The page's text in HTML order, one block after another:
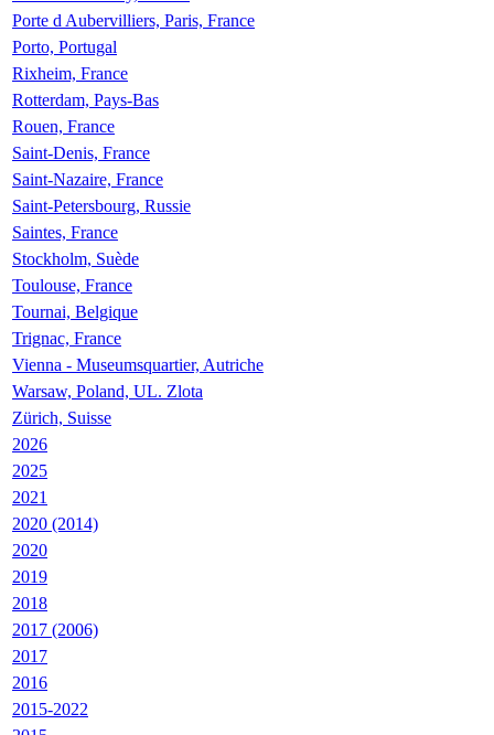
Porte d Aubervilliers, Paris, France
Porto, Portugal
Rixheim, France
Rotterdam, Pays-Bas
Rouen, France
Saint-Denis, France
Saint-Nazaire, France
Saint-Petersbourg, Russie
Saintes, France
Stockholm, Suède
Toulouse, France
Tournai, Belgique
Trignac, France
Vienna - Museumsquartier, Autriche
Warsaw, Poland, UL. Zlota
Zürich, Suisse
2026
2025
2021
2020 (2014)
2020
2019
2018
2017 (2006)
2017
2016
2015-2022